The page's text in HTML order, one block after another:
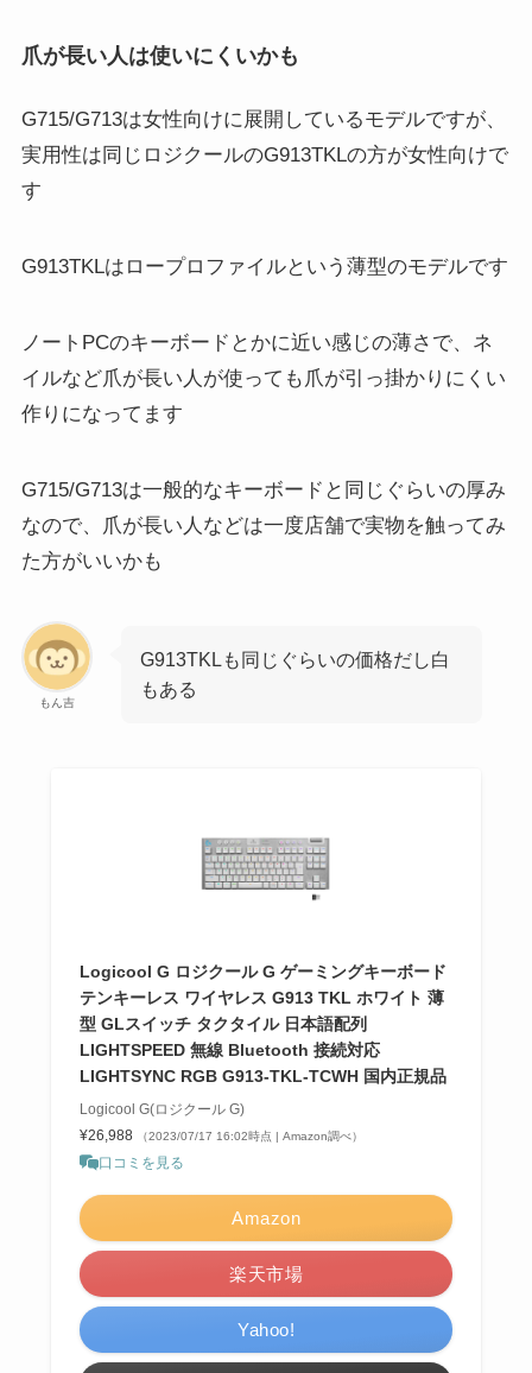
爪が長い人は使いにくいかも
G715/G713は女性向けに展開しているモデルですが、
実用性は同じロジクールのG913TKLの方が女性向けで
す
G913TKLはロープロファイルという薄型のモデルです
ノートPCのキーボードとかに近い感じの薄さで、ネ
イルなど爪が長い人が使っても爪が引っ掛かりにくい
作りになってます
G715/G713は一般的なキーボードと同じぐらいの厚み
なので、爪が長い人などは一度店舗で実物を触ってみ
た方がいいかも
もん吉
G913TKLも同じぐらいの価格だし白
もある
Logicool G ロジクール G ゲーミングキーボード
テンキーレス ワイヤレス G913 TKL ホワイト 薄
型 GLスイッチ タクタイル 日本語配列
LIGHTSPEED 無線 Bluetooth 接続対応
LIGHTSYNC RGB G913-TKL-TCWH 国内正規品
Logicool G(ロジクール G)
¥26,988
（2023/07/17 16:02時点 | Amazon調べ）
口コミを見る
Amazon
楽天市場
Yahoo!